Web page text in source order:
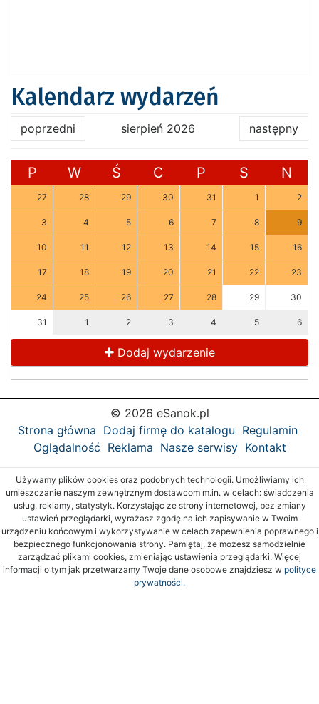
Kalendarz wydarzeń
poprzedni sierpień 2026 następny
P W Ś C P S N
27 28 29 30 31 1 2
3 4 5 6 7 8 9
10 11 12 13 14 15 16
17 18 19 20 21 22 23
24 25 26 27 28 29 30
31 1 2 3 4 5 6
Dodaj wydarzenie
© 2026 eSanok.pl
Strona główna Dodaj firmę do katalogu Regulamin
Oglądalność Reklama Nasze serwisy Kontakt
Używamy plików cookies oraz podobnych technologii. Umożliwiamy ich
umieszczanie naszym zewnętrznym dostawcom m.in. w celach: świadczenia
usług, reklamy, statystyk. Korzystając ze strony internetowej, bez zmiany
ustawień przeglądarki, wyrażasz zgodę na ich zapisywanie w Twoim
urządzeniu końcowym i wykorzystywanie w celach zapewnienia poprawnego i
bezpiecznego funkcjonowania strony. Pamiętaj, że możesz samodzielnie
zarządzać plikami cookies, zmieniając ustawienia przeglądarki. Więcej
informacji o tym jak przetwarzamy Twoje dane osobowe znajdziesz w polityce
prywatności.